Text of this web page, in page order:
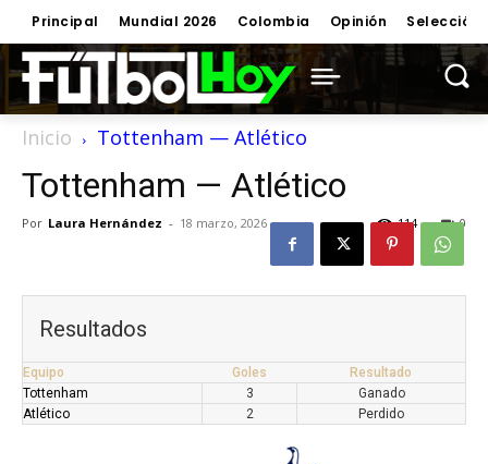
Principal Mundial 2026 Colombia Opinión Selección
Inicio Tottenham — Atlético
Tottenham — Atlético
Por Laura Hernández - 18 marzo, 2026 0
114
Resultados
Equipo Goles
Resultado
Tottenham
3
Ganado
Atlético
2 Perdido